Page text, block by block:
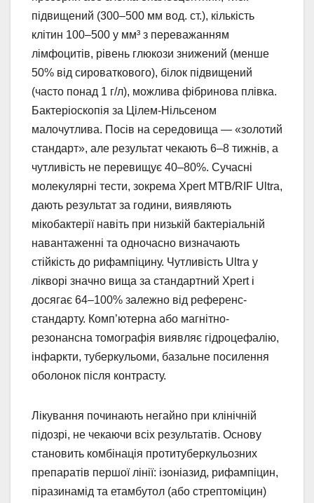
підвищений (300–500 мм вод. ст.), кількість
клітин 100–500 у мм³ з переважанням
лімфоцитів, рівень глюкози знижений (менше
50% від сироваткового), білок підвищений
(часто понад 1 г/л), можлива фібринова плівка.
Бактеріоскопія за Цілем-Нільсеном
малочутлива. Посів на середовища — «золотий
стандарт», але результат чекають 6–8 тижнів, а
чутливість не перевищує 40–80%. Сучасні
молекулярні тести, зокрема Xpert MTB/RIF Ultra,
дають результат за години, виявляють
мікобактерії навіть при низькій бактеріальній
навантаженні та одночасно визначають
стійкість до рифампіцину. Чутливість Ultra у
лікворі значно вища за стандартний Xpert і
досягає 64–100% залежно від референс-
стандарту. Комп’ютерна або магнітно-
резонансна томографія виявляє гідроцефалію,
інфаркти, туберкульоми, базальне посилення
оболонок після контрасту.
Лікування починають негайно при клінічній
підозрі, не чекаючи всіх результатів. Основу
становить комбінація протитуберкульозних
препаратів першої лінії: ізоніазид, рифампіцин,
піразинамід та етамбутол (або стрептоміцин)